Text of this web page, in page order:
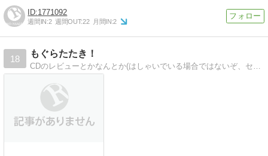
1771092
週間IN:2 週間OUT:22 月間IN:2
18
もぐらたたき！